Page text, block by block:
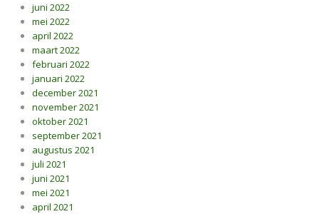
juni 2022
mei 2022
april 2022
maart 2022
februari 2022
januari 2022
december 2021
november 2021
oktober 2021
september 2021
augustus 2021
juli 2021
juni 2021
mei 2021
april 2021